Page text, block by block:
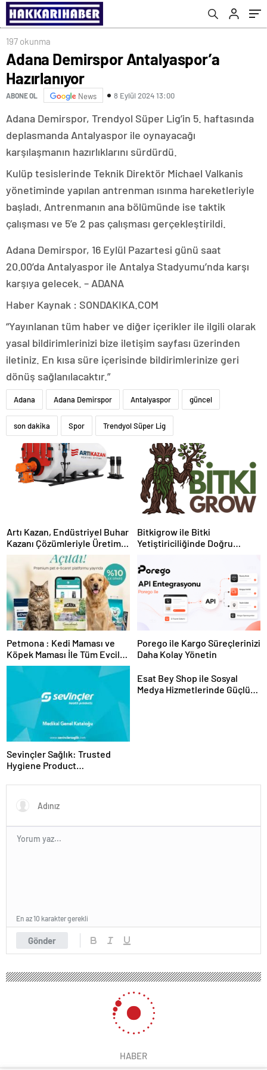
197 okunma
Adana Demirspor Antalyaspor’a
Hazırlanıyor
ABONE OL News 8 Eylül 2024 13:00
Adana Demirspor, Trendyol Süper Lig’in 5. haftasında
deplasmanda Antalyaspor ile oynayacağı
karşılaşmanın hazırlıklarını sürdürdü.
Kulüp tesislerinde Teknik Direktör Michael Valkanis
yönetiminde yapılan antrenman ısınma hareketleriyle
başladı. Antrenmanın ana bölümünde ise taktik
çalışması ve 5’e 2 pas çalışması gerçekleştirildi.
Adana Demirspor, 16 Eylül Pazartesi günü saat
20.00’da Antalyaspor ile Antalya Stadyumu’nda karşı
karşıya gelecek. – ADANA
Haber Kaynak : SONDAKIKA.COM
“Yayınlanan tüm haber ve diğer içerikler ile ilgili olarak
yasal bildirimlerinizi bize iletişim sayfası üzerinden
iletiniz. En kısa süre içerisinde bildirimlerinize geri
dönüş sağlanılacaktır.”
Adana Adana Demirspor Antalyaspor güncel
son dakika Spor Trendyol Süper Lig
Artı Kazan, Endüstriyel Buhar
Kazanı Çözümleriyle Üretim
Tesislerine Verimli Sistemler
Sunuyor
Bitkigrow ile Bitki
Yetiştiriciliğinde Doğru
Petmona : Kedi Maması ve
Köpek Maması İle Tüm Evcil
Hayvan Ürünleri
Porego ile Kargo Süreçlerinizi
Daha Kolay Yönetin
Sevinçler Sağlık: Trusted
Hygiene Product
Esat Bey Shop ile Sosyal
Medya Hizmetlerinde Güçlü
Gönder
En az 10 karakter gerekli
HABER